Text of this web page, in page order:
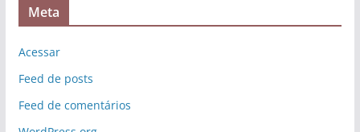
Meta
Acessar
Feed de posts
Feed de comentários